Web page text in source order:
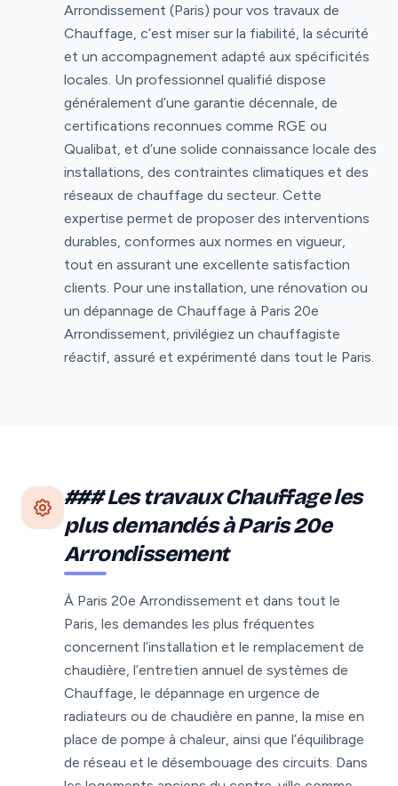
Arrondissement (Paris) pour vos travaux de
Chauffage, c’est miser sur la fiabilité, la sécurité
et un accompagnement adapté aux spécificités
locales. Un professionnel qualifié dispose
généralement d’une garantie décennale, de
certifications reconnues comme RGE ou
Qualibat, et d’une solide connaissance locale des
installations, des contraintes climatiques et des
réseaux de chauffage du secteur. Cette
expertise permet de proposer des interventions
durables, conformes aux normes en vigueur,
tout en assurant une excellente satisfaction
clients. Pour une installation, une rénovation ou
un dépannage de Chauffage à Paris 20e
Arrondissement, privilégiez un chauffagiste
réactif, assuré et expérimenté dans tout le Paris.
### Les travaux Chauffage les
plus demandés à Paris 20e
Arrondissement
À Paris 20e Arrondissement et dans tout le
Paris, les demandes les plus fréquentes
concernent l’installation et le remplacement de
chaudière, l’entretien annuel de systèmes de
Chauffage, le dépannage en urgence de
radiateurs ou de chaudière en panne, la mise en
place de pompe à chaleur, ainsi que l’équilibrage
de réseau et le désembouage des circuits. Dans